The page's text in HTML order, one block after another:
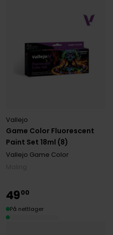
Game Color Fluorescent
Paint Set 18ml (8)
Vallejo
Vallejo Game Color
4900
På nettlager